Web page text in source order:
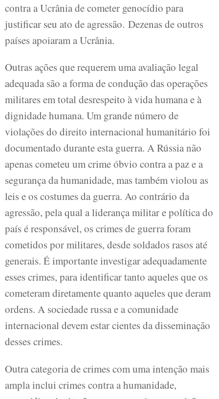
contra a Ucrânia de cometer genocídio para
justificar seu ato de agressão. Dezenas de outros
países apoiaram a Ucrânia.
Outras ações que requerem uma avaliação legal
adequada são a forma de condução das operações
militares em total desrespeito à vida humana e à
dignidade humana. Um grande número de
violações do direito internacional humanitário foi
documentado durante esta guerra. A Rússia não
apenas cometeu um crime óbvio contra a paz e a
segurança da humanidade, mas também violou as
leis e os costumes da guerra. Ao contrário da
agressão, pela qual a liderança militar e política do
país é responsável, os crimes de guerra foram
cometidos por militares, desde soldados rasos até
generais. É importante investigar adequadamente
esses crimes, para identificar tanto aqueles que os
cometeram diretamente quanto aqueles que deram
ordens. A sociedade russa e a comunidade
internacional devem estar cientes da disseminação
desses crimes.
Outra categoria de crimes com uma intenção mais
ampla inclui crimes contra a humanidade,